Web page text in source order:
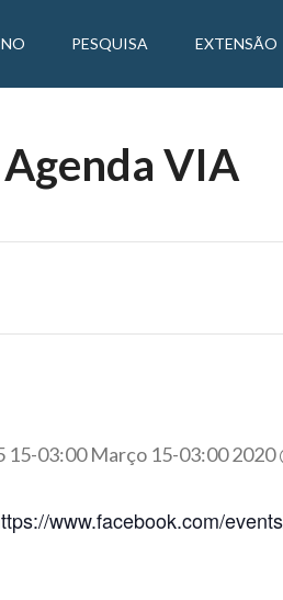
PESQUISA EXTENSÃO
Agenda VIA
15-03:00 Março 15-03:00 2020
www.facebook.com/